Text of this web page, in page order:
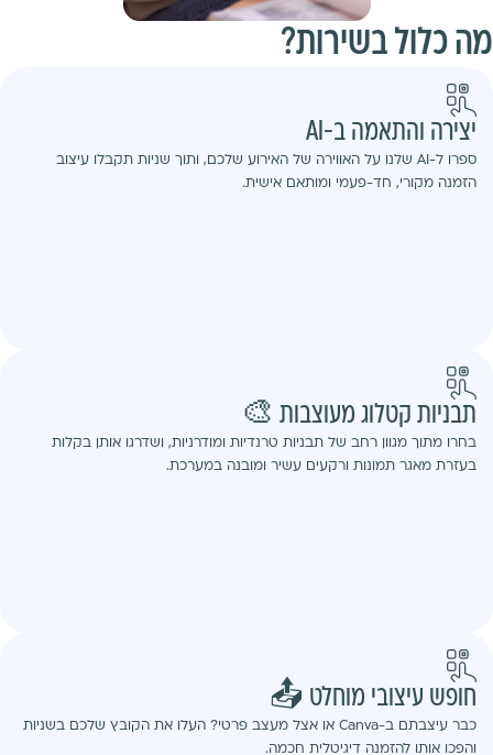
מה כלול בשירות?
יצירה והתאמה ב-AI
ספרו ל-AI שלנו על האווירה של האירוע שלכם, ותוך שניות תקבלו עיצוב
הזמנה מקורי, חד-פעמי ומותאם אישית.
תבניות קטלוג מעוצבות 🎨
בחרו מתוך מגוון רחב של תבניות טרנדיות ומודרניות, ושדרגו אותן בקלות
בעזרת מאגר תמונות ורקעים עשיר ומובנה במערכת.
חופש עיצובי מוחלט 📤
כבר עיצבתם ב-Canva או אצל מעצב פרטי? העלו את הקובץ שלכם בשניות
והפכו אותו להזמנה דיגיטלית חכמה.